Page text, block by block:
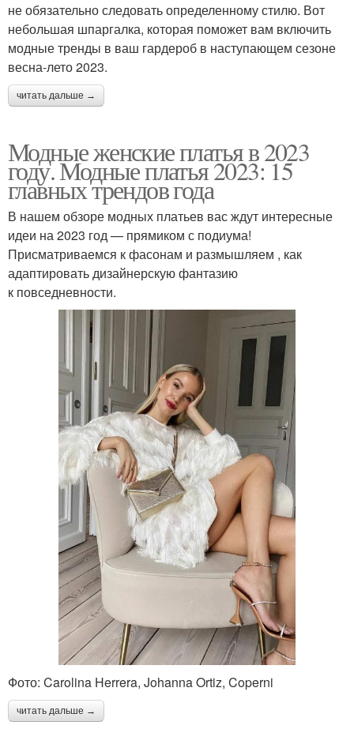
не обязательно следовать определенному стилю. Вот
небольшая шпаргалка, которая поможет вам включить
модные тренды в ваш гардероб в наступающем сезоне
весна-лето 2023.
читать дальше →
Модные женские платья в 2023
году. Модные платья 2023: 15
главных трендов года
В нашем обзоре модных платьев вас ждут интересные
идеи на 2023 год — прямиком с подиума!
Присматриваемся к фасонам и размышляем , как
адаптировать дизайнерскую фантазию
к повседневности.
Фото: Carolina Herrera, Johanna Ortiz, Coperni
читать дальше →